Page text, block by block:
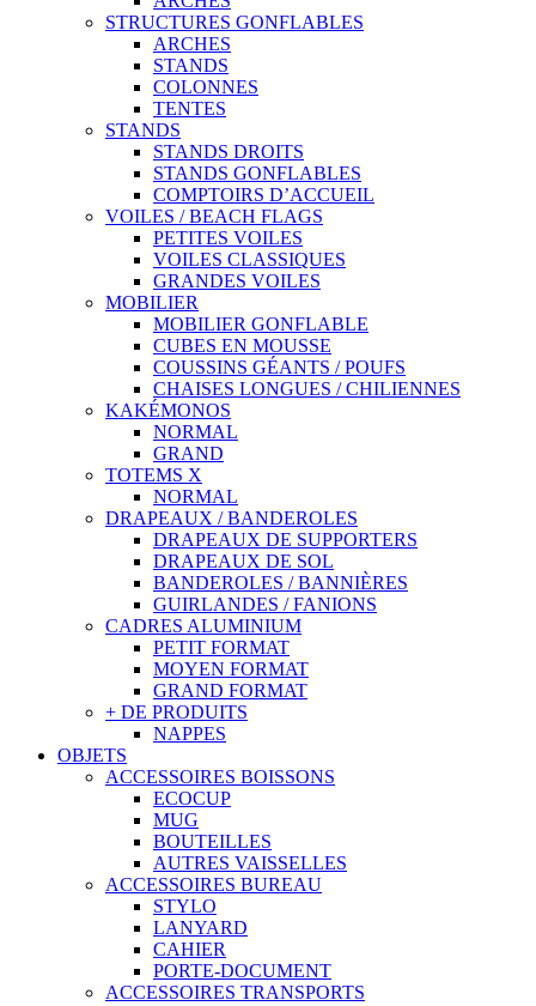
STRUCTURES GONFLABLES
ARCHES
STANDS
COLONNES
TENTES
STANDS
STANDS DROITS
STANDS GONFLABLES
COMPTOIRS D’ACCUEIL
VOILES / BEACH FLAGS
PETITES VOILES
VOILES CLASSIQUES
GRANDES VOILES
MOBILIER
MOBILIER GONFLABLE
CUBES EN MOUSSE
COUSSINS GÉANTS / POUFS
CHAISES LONGUES / CHILIENNES
KAKÉMONOS
NORMAL
GRAND
TOTEMS X
NORMAL
DRAPEAUX / BANDEROLES
DRAPEAUX DE SUPPORTERS
DRAPEAUX DE SOL
BANDEROLES / BANNIÈRES
GUIRLANDES / FANIONS
CADRES ALUMINIUM
PETIT FORMAT
MOYEN FORMAT
GRAND FORMAT
+ DE PRODUITS
NAPPES
OBJETS
ACCESSOIRES BOISSONS
ECOCUP
MUG
BOUTEILLES
AUTRES VAISSELLES
ACCESSOIRES BUREAU
STYLO
LANYARD
CAHIER
PORTE-DOCUMENT
ACCESSOIRES TRANSPORTS